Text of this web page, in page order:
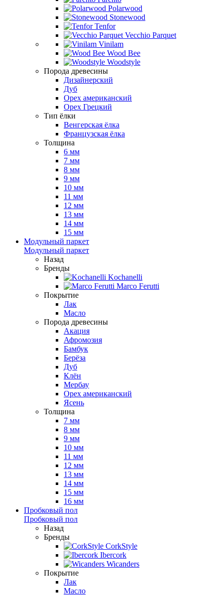
Polarwood
Stonewood
Tenfor
Vecchio Parquet
Vinilam
Wood Bee
Woodstyle
Порода древесины
Дизайнерский
Дуб
Орех американский
Орех Грецкий
Тип ёлки
Венгерская ёлка
Французская ёлка
Толщина
6 мм
7 мм
8 мм
9 мм
10 мм
11 мм
12 мм
13 мм
14 мм
15 мм
Модульный паркет
Модульный паркет
Назад
Бренды
Kochanelli
Marco Ferutti
Покрытие
Лак
Масло
Порода древесины
Акация
Афромозия
Бамбук
Берёза
Дуб
Клён
Мербау
Орех американский
Ясень
Толщина
7 мм
8 мм
9 мм
10 мм
11 мм
12 мм
13 мм
14 мм
15 мм
16 мм
Пробковый пол
Пробковый пол
Назад
Бренды
CorkStyle
Ibercork
Wicanders
Покрытие
Лак
Масло